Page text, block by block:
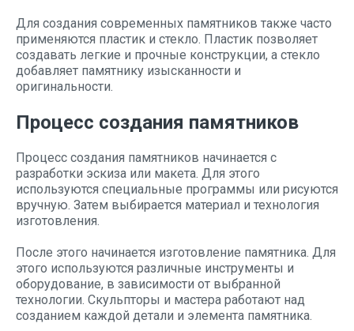
Для создания современных памятников также часто
применяются пластик и стекло. Пластик позволяет
создавать легкие и прочные конструкции, а стекло
добавляет памятнику изысканности и
оригинальности.
Процесс создания памятников
Процесс создания памятников начинается с
разработки эскиза или макета. Для этого
используются специальные программы или рисуются
вручную. Затем выбирается материал и технология
изготовления.
После этого начинается изготовление памятника. Для
этого используются различные инструменты и
оборудование, в зависимости от выбранной
технологии. Скульпторы и мастера работают над
созданием каждой детали и элемента памятника.